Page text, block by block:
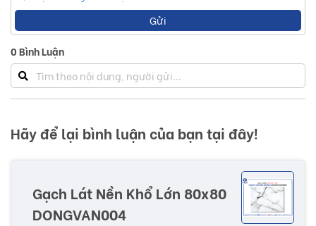
Gửi
0Bình Luận
Hãy để lại bình luận của bạn tại đây!
Gạch Lát Nền Khổ Lớn 80x80
DONGVAN004